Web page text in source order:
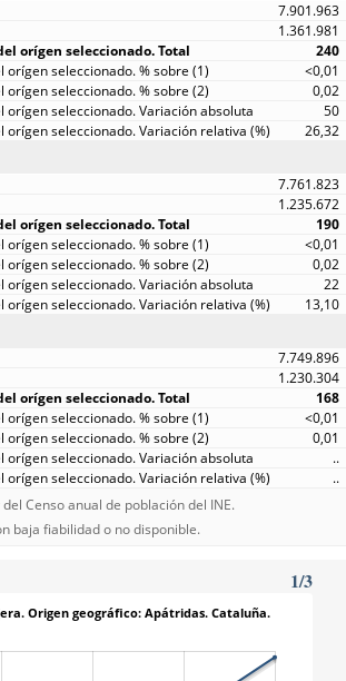
7.901.963
1.361.981
240
<0,01
0,02
50
26,32
7.761.823
1.235.672
190
<0,01
0,02
22
13,10
7.749.896
1.230.304
168
<0,01
0,01
..
..
Censo anual de población del INE.
baja fiabilidad o no disponible.